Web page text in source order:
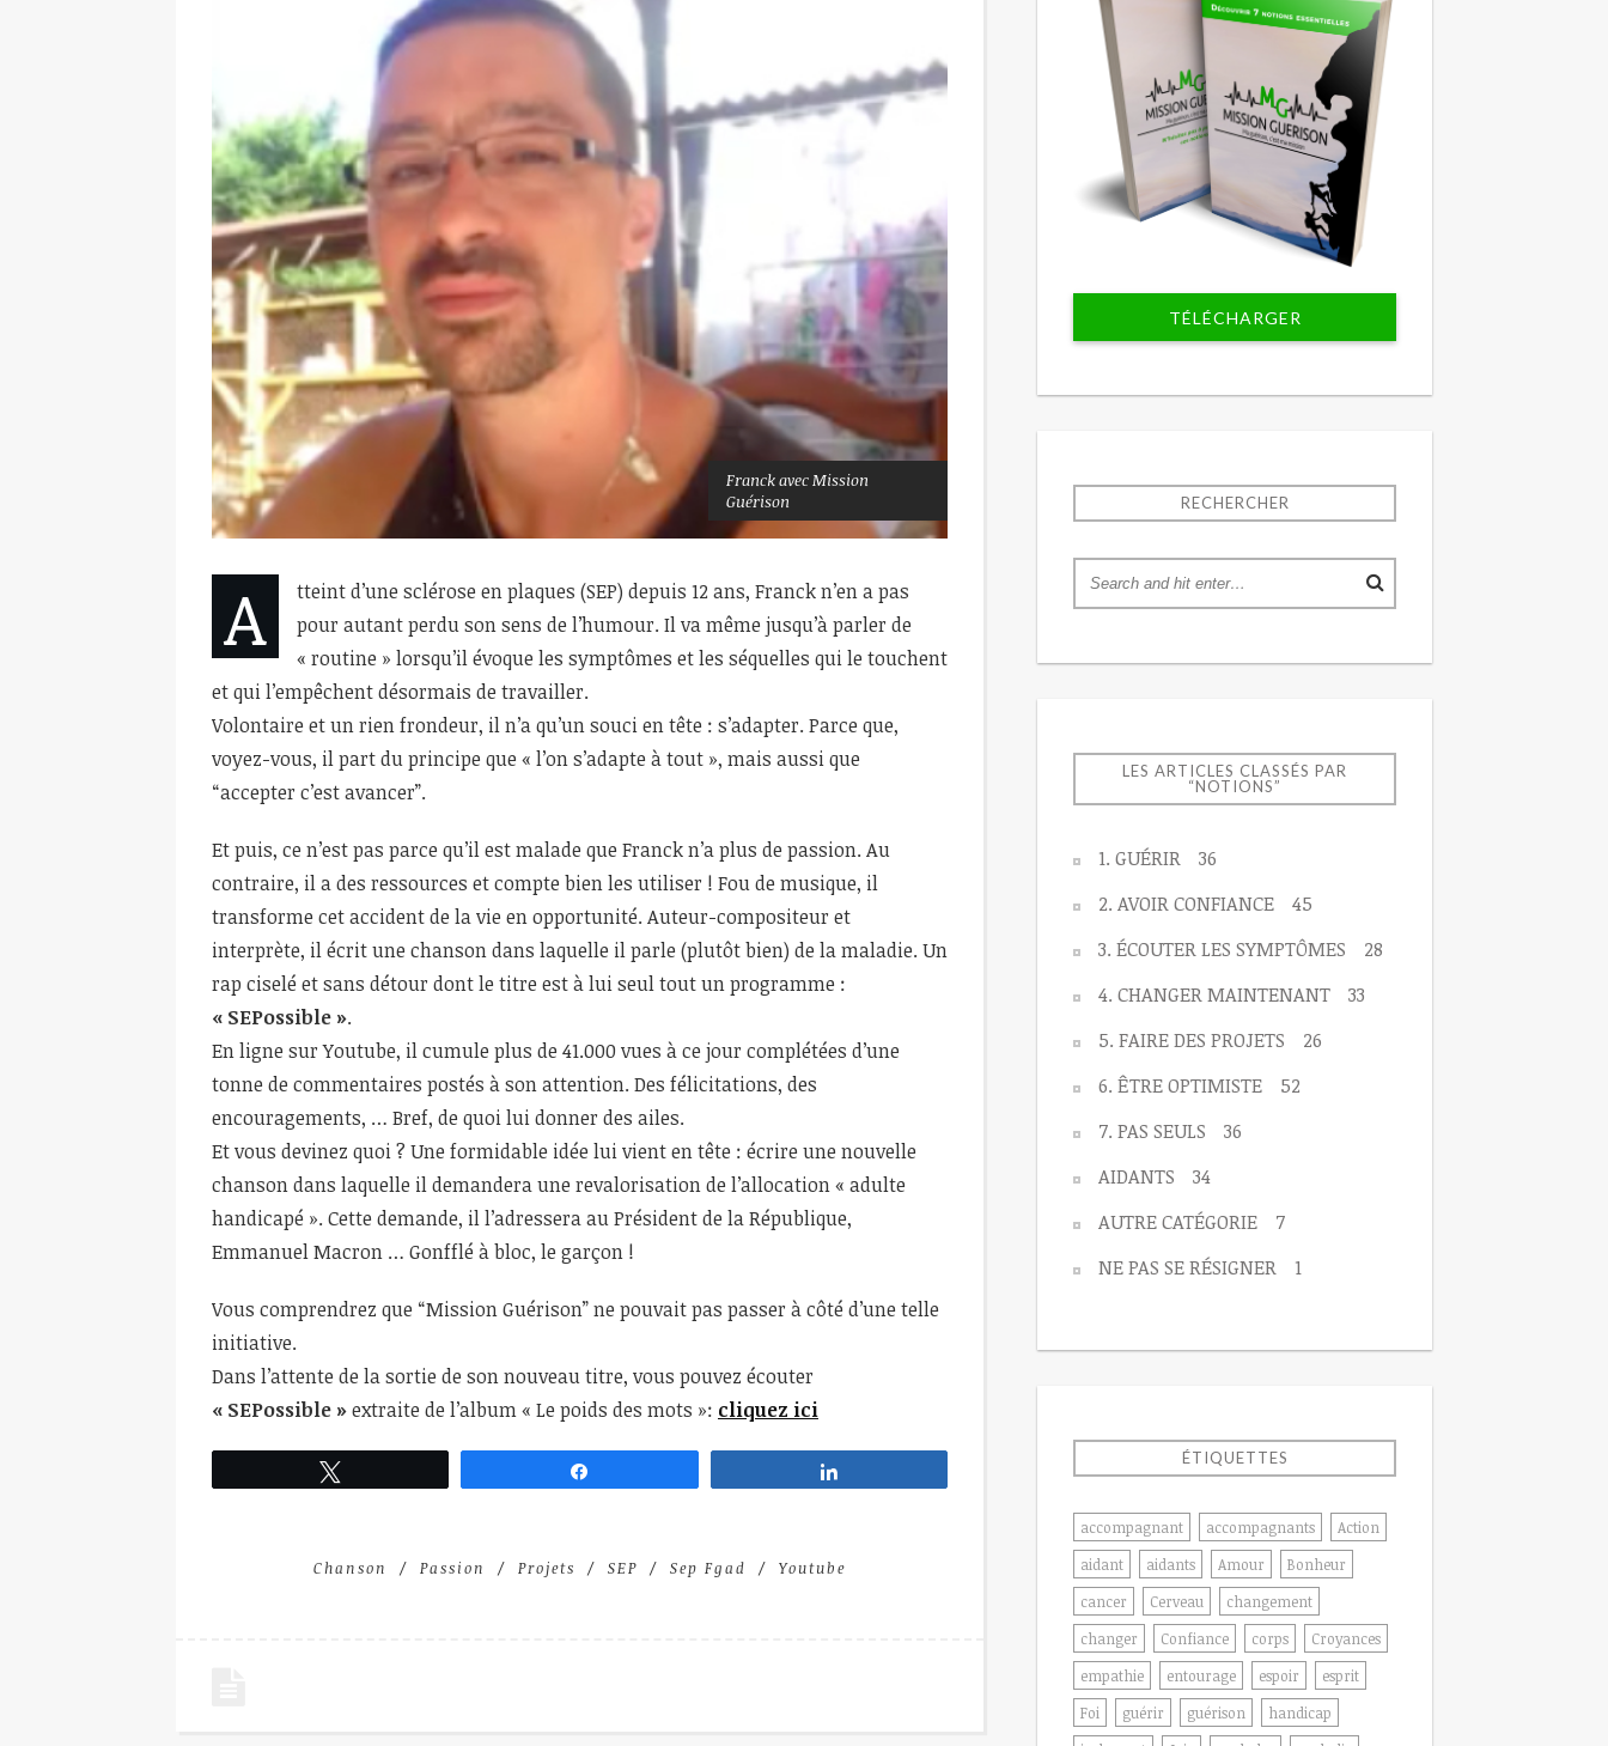
Franck avec Mission
Guérison
A
tteint d’une sclérose en plaques (SEP) depuis 12 ans, Franck n’en a pas
pour autant perdu son sens de l’humour. Il va même jusqu’à parler de
« routine » lorsqu’il évoque les symptômes et les séquelles qui le touchent
et qui l’empêchent désormais de travailler.
Volontaire et un rien frondeur, il n’a qu’un souci en tête : s’adapter. Parce que,
voyez-vous, il part du principe que « l’on s’adapte à tout », mais aussi que
“accepter c’est avancer”.
Et puis, ce n’est pas parce qu’il est malade que Franck n’a plus de passion. Au
contraire, il a des ressources et compte bien les utiliser ! Fou de musique, il
transforme cet accident de la vie en opportunité. Auteur-compositeur et
interprète, il écrit une chanson dans laquelle il parle (plutôt bien) de la maladie. Un
rap ciselé et sans détour dont le titre est à lui seul tout un programme :
« SEPossible ».
En ligne sur Youtube, il cumule plus de 41.000 vues à ce jour complétées d’une
tonne de commentaires postés à son attention. Des félicitations, des
encouragements, … Bref, de quoi lui donner des ailes.
Et vous devinez quoi ? Une formidable idée lui vient en tête : écrire une nouvelle
chanson dans laquelle il demandera une revalorisation de l’allocation « adulte
handicapé ». Cette demande, il l’adressera au Président de la République,
Emmanuel Macron … Gonfflé à bloc, le garçon !
Vous comprendrez que “Mission Guérison” ne pouvait pas passer à côté d’une telle
initiative.
Dans l’attente de la sortie de son nouveau titre, vous pouvez écouter
« SEPossible »extraite de l’album « Le poids des mots »: cliquez ici
Chanson Passion Projets SEP Sep Fgad Youtube
TÉLÉCHARGER
RECHERCHER
LES ARTICLES CLASSÉS PAR
“NOTIONS”
1. GUÉRIR
36
2. AVOIR CONFIANCE
45
3. ÉCOUTER LES SYMPTÔMES
28
4. CHANGER MAINTENANT
33
5. FAIRE DES PROJETS
26
6. ÊTRE OPTIMISTE
52
7. PAS SEULS
36
AIDANTS
34
AUTRE CATÉGORIE
7
NE PAS SE RÉSIGNER
1
ÉTIQUETTES
accompagnant accompagnants
Action
aidant
aidants Amour
Bonheur
cancer
Cerveau
changement
changer
Confiance corps
Croyances
empathie
entourage espoir
esprit
Foi
guérir guérison
handicap